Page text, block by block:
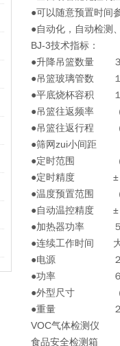
●可以随意预置时间
●自动化，自动检测
BJ-3技术指标：
●升降吊篮数量
●吊篮玻璃管数
●平底烧杯容积 １
●吊篮往返频率 （
●吊篮往返行程 （
●筛网zui小间距
●定时范围 （１
●定时精度 ±０
●温度预置范围
●自动温控精度 ±
●加热器功率 ５
●连续工作时间 大
●电源 ２２０
●功率 ６０
●外型尺寸 （５
●重量 ２２
VOC气体检测仪
食品安全检测箱